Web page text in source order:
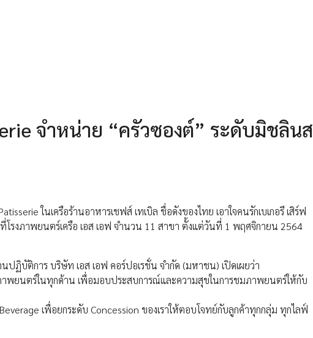
จำหน่าย “ครัวซองต์” ระดับมิชลินส
ในเครือร้านอาหารเชฟส์ เทเบิล ชื่อดังของไทย เอาใจคนรักเบเกอรี เสิร์ฟ
รงภาพยนตร์เครือ เอส เอฟ จำนวน 11 สาขา ตั้งแต่วันที่ 1 พฤศจิกายน 2564
ฏิบัติการ บริษัท เอส เอฟ คอร์ปอเรชั่น จำกัด (มหาชน) เปิดเผยว่า
าพยนตร์ในทุกด้าน เพื่อมอบประสบการณ์และความสุขในการชมภาพยนตร์ให้กับ
เพื่อยกระดับ Concession ของเราให้ตอบโจทย์กับลูกค้าทุกกลุ่ม ทุกไลฟ์